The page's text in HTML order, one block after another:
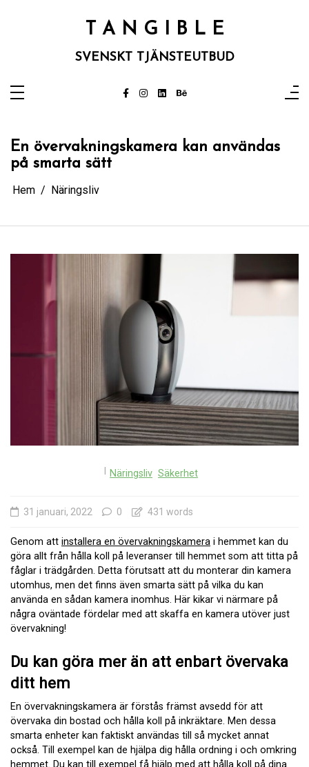
T A N G I B L E
SVENSKT TJÄNSTEUTBUD
En övervakningskamera kan användas
på smarta sätt
Hem Näringsliv
Näringsliv Säkerhet
31 januari, 2022 0 431 words
Genom att installera en övervakningskamera i hemmet kan du
göra allt från hålla koll på leveranser till hemmet som att titta på
fåglar i trädgården. Detta förutsatt att du monterar din kamera
utomhus, men det finns även smarta sätt på vilka du kan
använda en sådan kamera inomhus. Här kikar vi närmare på
några oväntade fördelar med att skaffa en kamera utöver just
övervakning!
Du kan göra mer än att enbart övervaka
ditt hem
En övervakningskamera är förstås främst avsedd för att
övervaka din bostad och hålla koll på inkräktare. Men dessa
smarta enheter kan faktiskt användas till så mycket annat
också. Till exempel kan de hjälpa dig hålla ordning i och omkring
hemmet. Du kan till exempel få hjälp med att hålla koll på dina